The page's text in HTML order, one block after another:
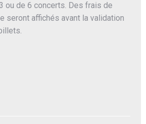
ou de 6 concerts. Des frais de
seront affichés avant la validation